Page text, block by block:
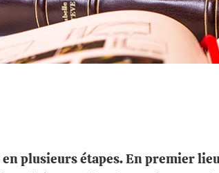
plusieurs étapes. En premier